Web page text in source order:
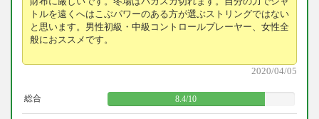
トルを遠くへはこぶパワーのある方が選ぶストリングではない
と思います。男性初級・中級コントロールプレーヤー、女性全
般におススメです。
2020/04/05
総合 8.4/10